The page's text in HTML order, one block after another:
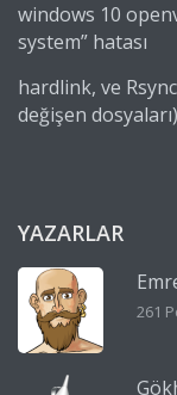
windows 10
system” hatası
hardlink, ve
değişen
YAZARLAR
261